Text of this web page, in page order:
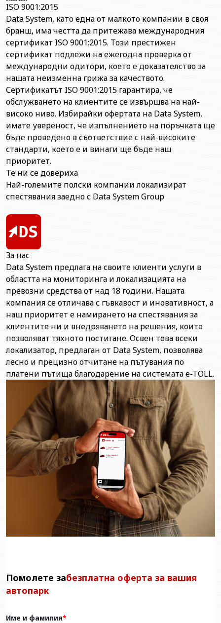
ISO 9001:2015
Data System, като една от малкото компании в своя
бранш, има честта да притежава международния
сертификат ISO 9001:2015. Този престижен
сертификат подлежи на ежегодна проверка от
международни одитори, което е доказателство за
нашата неизменна грижа за качеството.
Сертификатът ISO 9001:2015 гарантира, че
обслужването на клиентите се извършва на най-
високо ниво. Избирайки офертата на Data System,
имате увереност, че изпълнението на поръчката ще
бъде проведено в съответствие с най-високите
стандарти, което е и винаги ще бъде наш
приоритет.
Те ни се довериха
Най-големите полски компании локализират
спестявания заедно с Data System Group
За нас
Data System предлага на своите клиенти услуги в
областта на мониторинга и локализацията на
превозни средства от над 18 години. Нашата
компания се отличава с гъвкавост и иновативност, а
наш приоритет е намирането на спестявания за
клиентите ни и внедряването на решения, които
позволяват тяхното постигане. Освен това всеки
локализатор, предлаган от Data System, позволява
лесно и прецизно отчитане на пътувания по
платени пътища благодарение на системата e-TOLL.
Помолете забезплатна оферта за вашия
автопарк
Име и фамилия